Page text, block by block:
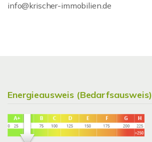
info@krischer-immobilien.de
Energieausweis (Bedarfsausweis)